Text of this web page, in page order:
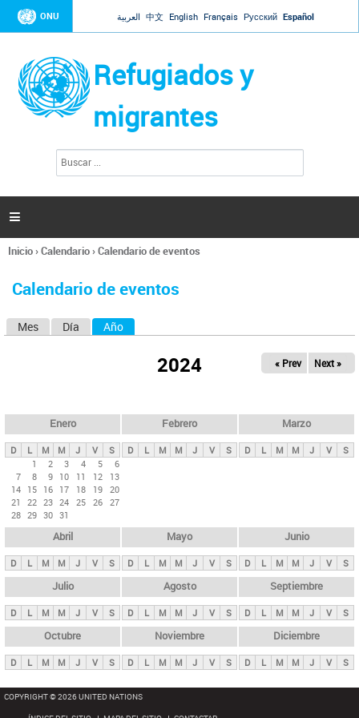
Jump to navigation
ONU العربية 中文 English Français Русский Español
Refugiados y
migrantes
l
d
s

Se
usted
Inicio›Calendario›Calendario de eventos
Calendario de eventos
s
p
n
i
p
a
l
s
Mes Día Año
2024 « Prev Next »
Enero
D L M M J V
S
1
2 3 4 5
6
7
8 9 10 11 12
13
14 15 16 17 18 19 20
21
22 23 24 25 26 27
28 29 30 31
Febrero
D L M M J V S
Marzo
D L M M J V S
Abril
D L M M J V S
Mayo
D L M M J V S
Junio
D L M M J V S
Julio
D L M M J V S
Agosto
D L M M J V S
Septiembre
D L M M J V S
Octubre
D L M M J V S
Noviembre
D L M M J V S
Diciembre
D L M M J V S
COPYRIGHT © 2026 UNITED NATIONS